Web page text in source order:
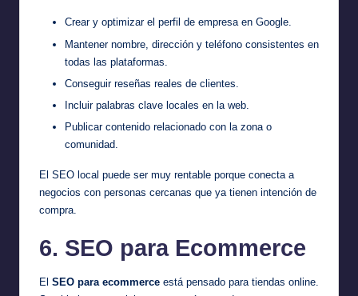
Crear y optimizar el perfil de empresa en Google.
Mantener nombre, dirección y teléfono consistentes en
todas las plataformas.
Conseguir reseñas reales de clientes.
Incluir palabras clave locales en la web.
Publicar contenido relacionado con la zona o
comunidad.
El SEO local puede ser muy rentable porque conecta a
negocios con personas cercanas que ya tienen intención de
compra.
6. SEO para Ecommerce
El SEO para ecommerce está pensado para tiendas online.